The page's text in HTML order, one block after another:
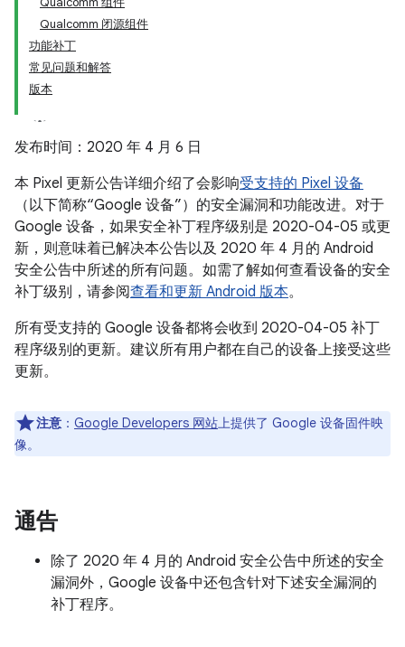
Qualcomm 闭源组件
功能补丁
常见问题和解答
版本
发布时间：2020 年 4 月 6 日
本 Pixel 更新公告详细介绍了会影响受支持的 Pixel 设备
（以下简称“Google 设备”）的安全漏洞和功能改进。对于
Google 设备，如果安全补丁程序级别是 2020-04-05 或更
新，则意味着已解决本公告以及 2020 年 4 月的 Android
安全公告中所述的所有问题。如需了解如何查看设备的安全
补丁级别，请参阅查看和更新 Android 版本。
所有受支持的 Google 设备都将会收到 2020-04-05 补丁
程序级别的更新。建议所有用户都在自己的设备上接受这些
更新。
注意 ： Google Developers 网站上提供了 Google 设备固件映
像。
通告
除了 2020 年 4 月的 Android 安全公告中所述的安全
漏洞外，Google 设备中还包含针对下述安全漏洞的
补丁程序。